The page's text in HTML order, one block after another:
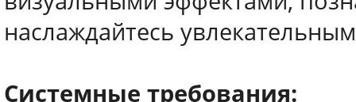
наслаждайтесь
Системные требования: